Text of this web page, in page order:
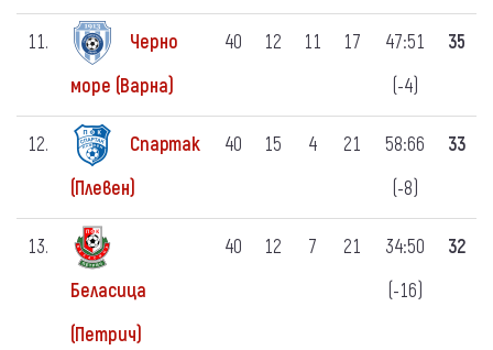
11.
Черно
море (Варна)
40 12 11 17
47:51
(-4)
35
12.
Спартак
(Плевен)
40 15 4 21
58:66
(-8)
33
13.
Беласица
(Петрич)
40 12 7 21
34:50
(-16)
32